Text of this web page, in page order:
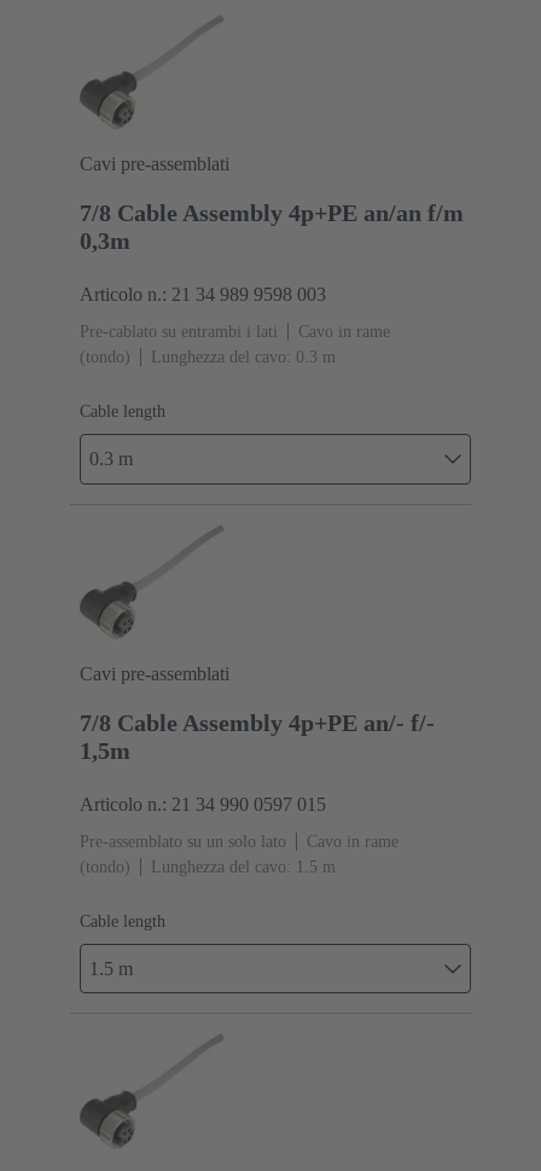
Cavi pre-assemblati
7/8 Cable Assembly 4p+PE an/an f/m
0,3m
Articolo n.: 21 34 989 9598 003
Pre-cablato su entrambi i lati
Cavo in rame
(tondo)
Lunghezza del cavo: 0.3 m
Cable length
0.3 m
Cavi pre-assemblati
7/8 Cable Assembly 4p+PE an/- f/-
1,5m
Articolo n.: 21 34 990 0597 015
Pre-assemblato su un solo lato
Cavo in rame
(tondo)
Lunghezza del cavo: 1.5 m
Cable length
1.5 m